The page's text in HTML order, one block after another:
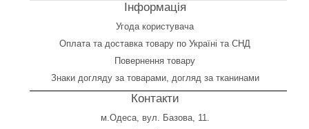
Інформація
Угода користувача
Оплататадоставка товару по Україні та СНД
Повернення товару
Знаки догляду за товарами, догляд за тканинами
Контакти
м.Одеса, вул. Базова, 11.